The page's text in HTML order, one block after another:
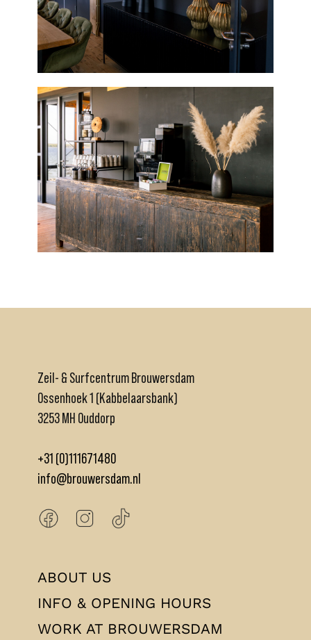
Zeil- & Surfcentrum Brouwersdam
Ossenhoek 1 (Kabbelaarsbank)
3253 MH Ouddorp
+31 (0)111671480
info@brouwersdam.nl
ABOUT US
INFO & OPENING HOURS
WORK AT BROUWERSDAM